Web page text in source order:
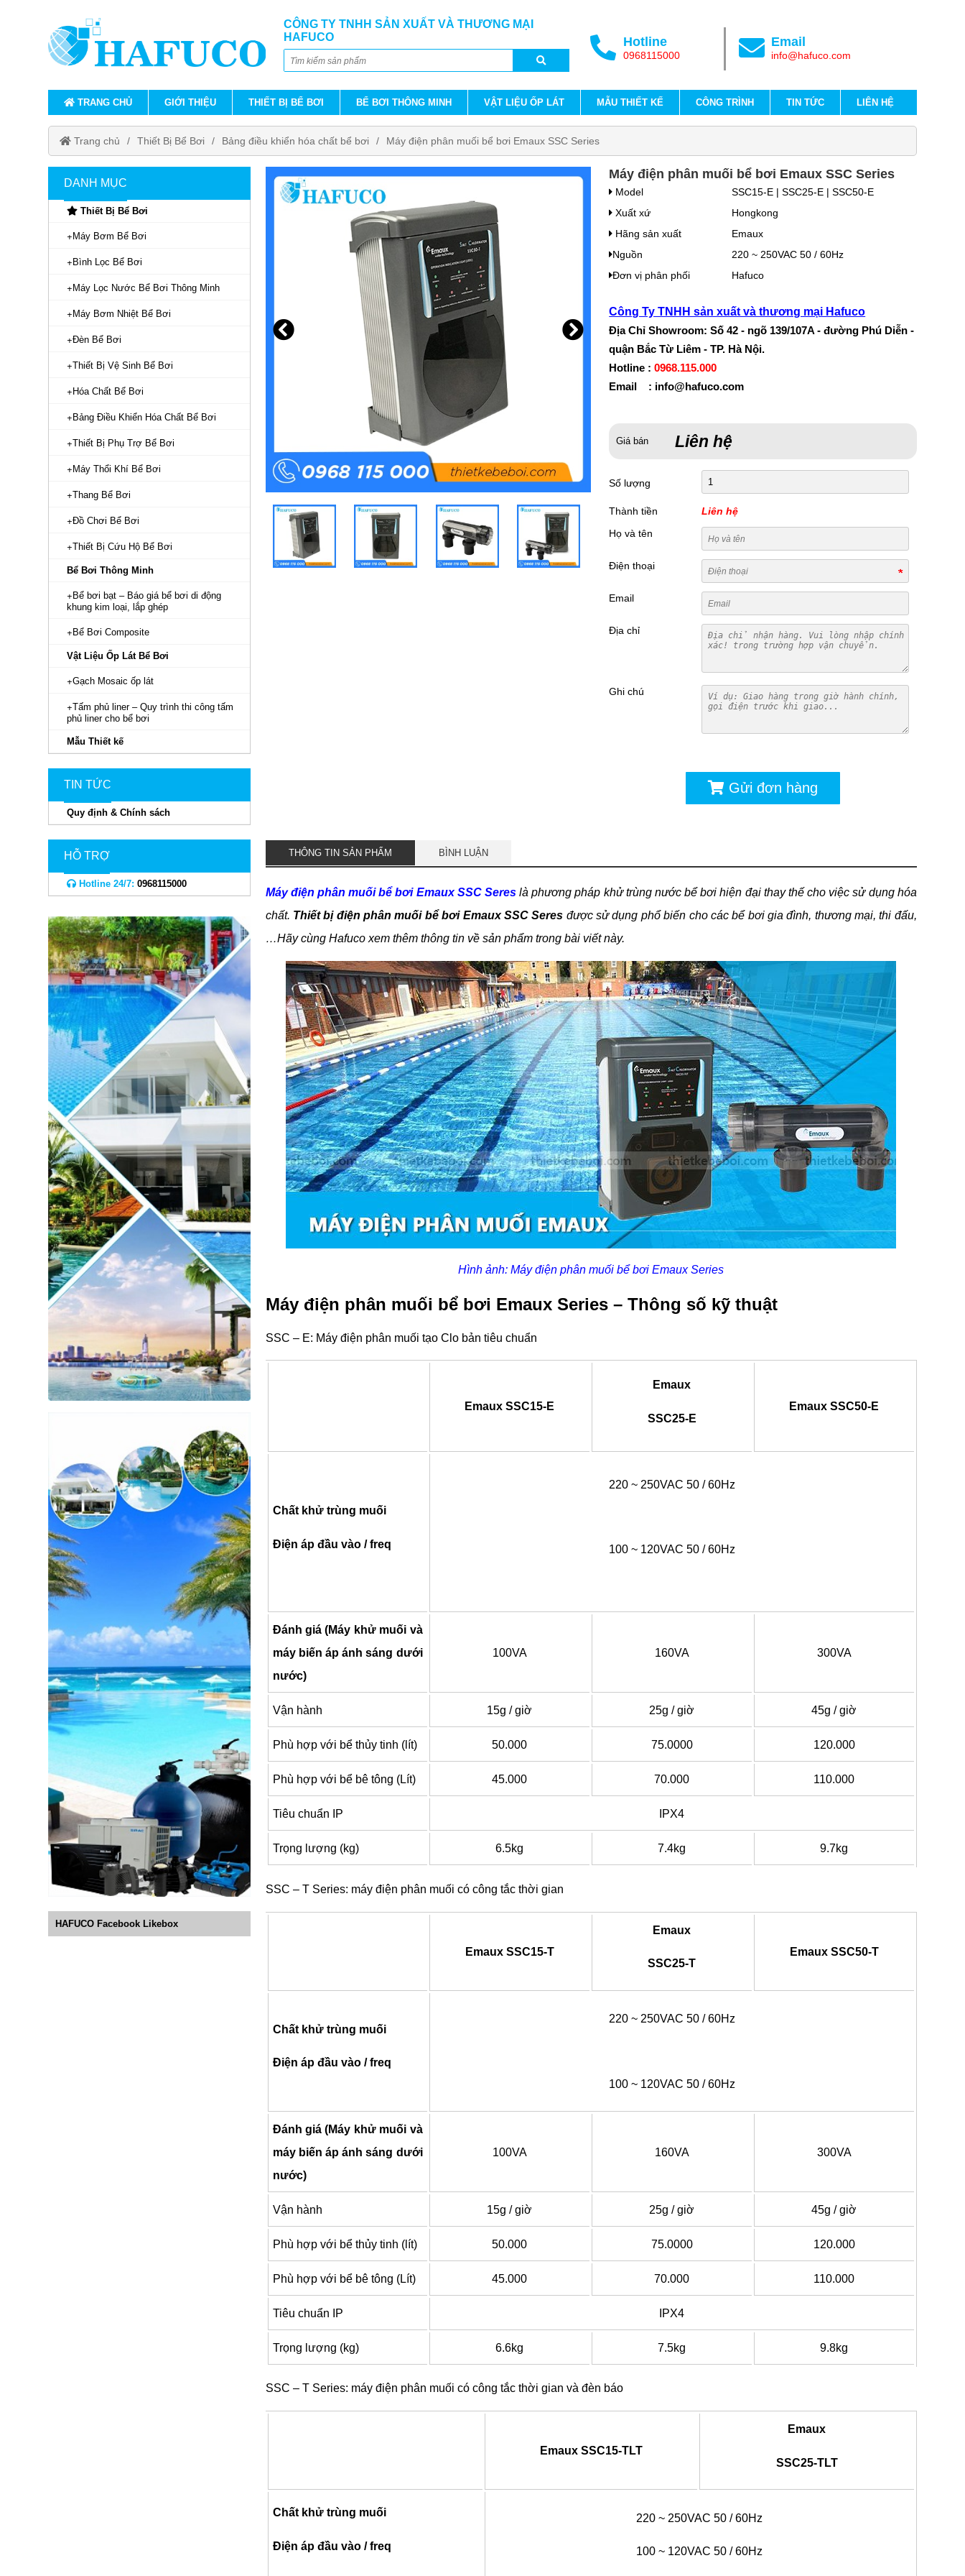
CÔNG TY TNHH SẢN XUẤT VÀ THƯƠNG MẠI
HAFUCO
Hotline
0968115000
Email
info@hafuco.com
TRANG CHỦ GIỚI THIỆU THIẾT BỊ BỂ BƠI BỂ BƠI THÔNG MINH VẬT LIỆU ỐP LÁT MẪU THIẾT KẾ CÔNG TRÌNH TIN TỨC LIÊN HỆ
Trang chủ Thiết Bị Bể Bơi Bảng điều khiển hóa chất bể bơi Máy điện phân muối bể bơi Emaux SSC Series
Máy điện phân muối bể bơi Emaux SSC Series
Model
SSC15-E | SSC25-E | SSC50-E
Xuất xứ
Hongkong
Hãng sản xuất
Emaux
Nguồn
220 ~ 250VAC 50 / 60Hz
Đơn vị phân phối
Hafuco
Công Ty TNHH sản xuất và thương mại Hafuco
Địa Chỉ Showroom: Số 42 - ngõ 139/107A - đường Phú Diễn -
quận Bắc Từ Liêm - TP. Hà Nội.
Hotline :0968.115.000
Email : info@hafuco.com
Giá bán Liên hệ
Số lượng
Thành tiền
Liên hệ
Họ và tên
Điện thoại
Email
Địa chỉ
Ghi chú
Gửi đơn hàng
THÔNG TIN SẢN PHẨM BÌNH LUẬN
Máy điện phân muối bể bơi Emaux SSC Sereslà phương pháp khử trùng nước bể bơi hiện đại thay thế cho việc sử dụng hóa
chất. Thiết bị điện phân muối bể bơi Emaux SSC Seres được sử dụng phổ biến cho các bể bơi gia đình, thương mại, thi đấu,
…Hãy cùng Hafuco xem thêm thông tin về sản phẩm trong bài viết này.
Hình ảnh: Máy điện phân muối bể bơi Emaux Series
Máy điện phân muối bể bơi Emaux Series – Thông số kỹ thuật
SSC – E: Máy điện phân muối tạo Clo bản tiêu chuẩn
Emaux SSC15-E
Emaux
SSC25-E
Emaux SSC50-E
Chất khử trùng muối
Điện áp đầu vào / freq
220 ~ 250VAC 50 / 60Hz
100 ~ 120VAC 50 / 60Hz
Đánh giá (Máy khử muối và
máy biến áp ánh sáng dưới
nước)
100VA 160VA 300VA
Vận hành 15g / giờ 25g / giờ 45g / giờ
Phù hợp với bể thủy tinh (lít) 50.000 75.0000 120.000
Phù hợp với bể bê tông (Lít) 45.000 70.000 110.000
Tiêu chuẩn IP IPX4
Trọng lượng (kg) 6.5kg 7.4kg 9.7kg
SSC – T Series: máy điện phân muối có công tắc thời gian
Emaux SSC15-T
Emaux
SSC25-T
Emaux SSC50-T
Chất khử trùng muối
Điện áp đầu vào / freq
220 ~ 250VAC 50 / 60Hz
100 ~ 120VAC 50 / 60Hz
Đánh giá (Máy khử muối và
máy biến áp ánh sáng dưới
nước)
100VA 160VA 300VA
Vận hành 15g / giờ 25g / giờ 45g / giờ
Phù hợp với bể thủy tinh (lít) 50.000 75.0000 120.000
Phù hợp với bể bê tông (Lít) 45.000 70.000 110.000
Tiêu chuẩn IP IPX4
Trọng lượng (kg) 6.6kg 7.5kg 9.8kg
SSC – T Series: máy điện phân muối có công tắc thời gian và đèn báo
Emaux SSC15-TLT
Emaux
SSC25-TLT
Chất khử trùng muối
Điện áp đầu vào / freq
220 ~ 250VAC 50 / 60Hz
100 ~ 120VAC 50 / 60Hz
DANH MỤC
Thiết Bị Bể Bơi
Máy Bơm Bể Bơi
Bình Lọc Bể Bơi
Máy Lọc Nước Bể Bơi Thông Minh
Máy Bơm Nhiệt Bể Bơi
Đèn Bể Bơi
Thiết Bị Vệ Sinh Bể Bơi
Hóa Chất Bể Bơi
Bảng Điều Khiển Hóa Chất Bể Bơi
Thiết Bị Phụ Trợ Bể Bơi
Máy Thổi Khí Bể Bơi
Thang Bể Bơi
Đồ Chơi Bể Bơi
Thiết Bị Cứu Hộ Bể Bơi
Bể Bơi Thông Minh
Bể bơi bạt – Báo giá bể bơi di động
khung kim loại, lắp ghép
Bể Bơi Composite
Vật Liệu Ốp Lát Bể Bơi
Gạch Mosaic ốp lát
Tấm phủ liner – Quy trình thi công tấm
phủ liner cho bể bơi
Mẫu Thiết kế
TIN TỨC
Quy định & Chính sách
HỖ TRỢ
Hotline 24/7: 0968115000
HAFUCO Facebook Likebox